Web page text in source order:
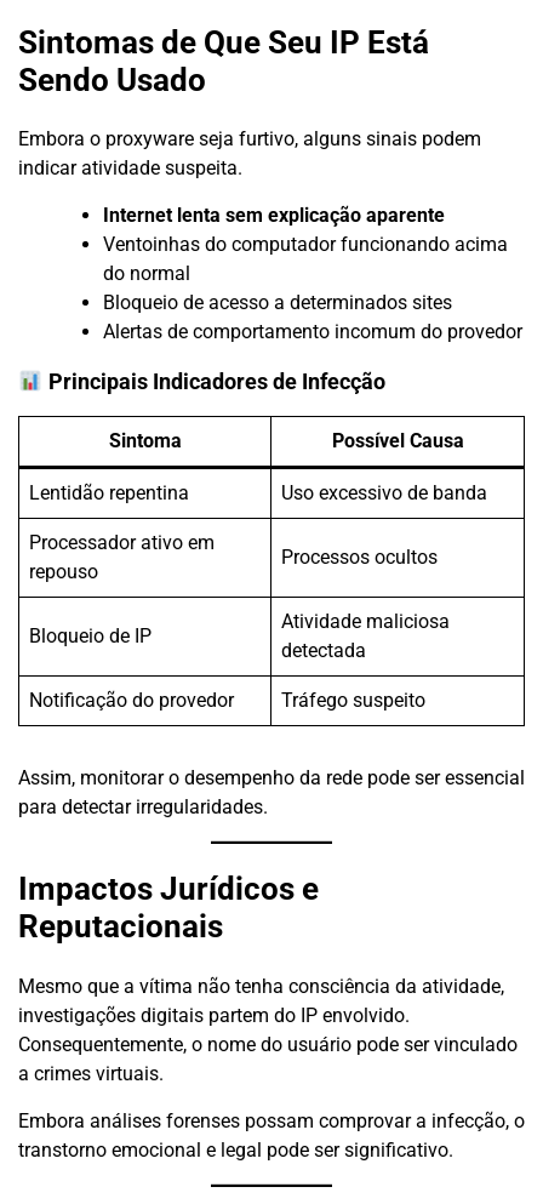
Sintomas de Que Seu IP Está
Sendo Usado
Embora o proxyware seja furtivo, alguns sinais podem
indicar atividade suspeita.
Internet lenta sem explicação aparente
Ventoinhas do computador funcionando acima
do normal
Bloqueio de acesso a determinados sites
Alertas de comportamento incomum do provedor
Principais Indicadores de Infecção
Sintoma Possível Causa
Lentidão repentina Uso excessivo de banda
Processador ativo em
repouso
Processos ocultos
Bloqueio de IP
Atividade maliciosa
detectada
Notificação do provedor Tráfego suspeito
Assim, monitorar o desempenho da rede pode ser essencial
para detectar irregularidades.
Impactos Jurídicos e
Reputacionais
Mesmo que a vítima não tenha consciência da atividade,
investigações digitais partem do IP envolvido.
Consequentemente, o nome do usuário pode ser vinculado
a crimes virtuais.
Embora análises forenses possam comprovar a infecção, o
transtorno emocional e legal pode ser significativo.